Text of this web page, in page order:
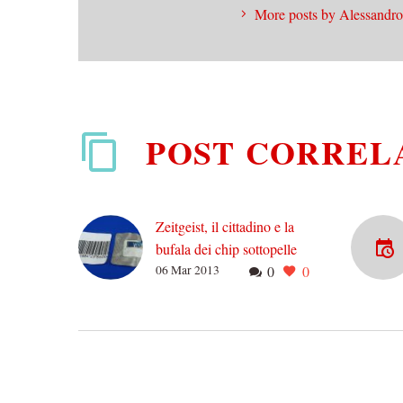
More posts by
POST
Zeitgeist, il cittadino e la
bufala dei chip sottopelle
Lo ammetto: questa –
0 0
06 Mar 2013